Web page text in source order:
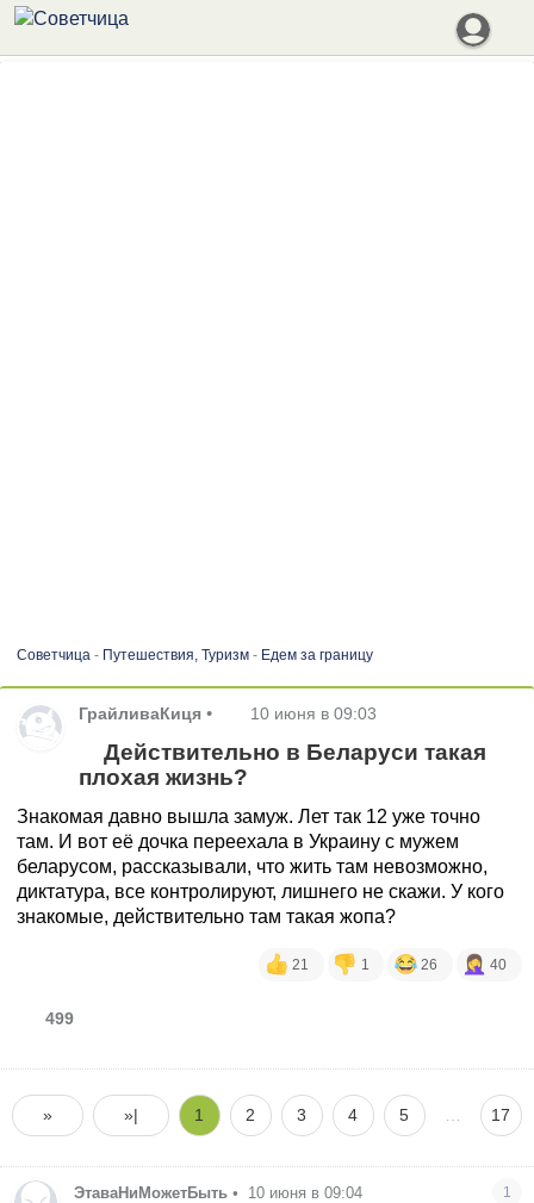
Советчица- Путешествия, Туризм- Едем за границу
ГрайливаКиця • 10 июня в 09:03
Действительно в Беларуси такая
плохая жизнь?
Знакомая давно вышла замуж. Лет так 12 уже точно
там. И вот её дочка переехала в Украину с мужем
беларусом, рассказывали, что жить там невозможно,
диктатура, все контролируют, лишнего не скажи. У кого
знакомые, действительно там такая жопа?
21 1 26 40
499
» »| 1 2 3 4 5 17
ЭтаваНиМожетБыть • 10 июня в 09:04 1